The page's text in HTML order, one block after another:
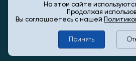
На этом сайте
Продолжая
Вы соглашаетесь с нашей
Принять